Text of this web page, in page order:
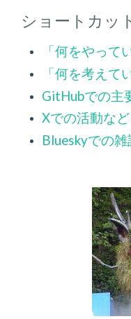
ショートカッ
「何をやって
「何を考えて
GitHubでの主
Xでの活動な
Blueskyでの